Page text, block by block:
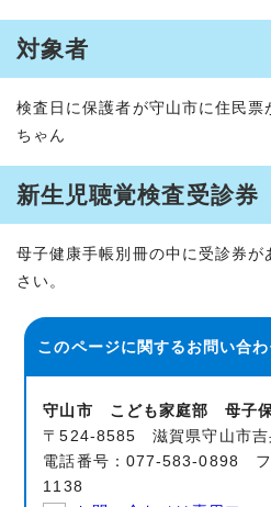
対象者
検査日に保護者が守山市に住民
ちゃん
新生児聴覚検査受診券
母子健康手帳別冊の中に受診券
さい。
このページに関するお問い合
守山市 こども家庭部 母子
〒524-8585 滋賀県守山市吉
電話番号：077-583-0898
1138